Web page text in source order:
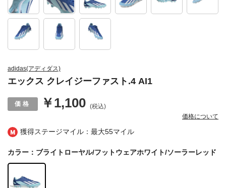
獲得ステージマイル：最大55マイル
adidas(アディダス)
エックス クレイジーファスト.4 AI1
￥1,100 (税込)
価格について
カラー：ブライトローヤル/フットウェアホワイト/ソーラーレッド